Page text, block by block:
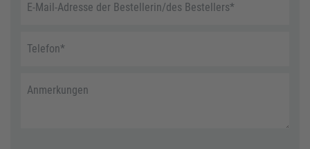
E-Mail-Adresse der Bestellerin/des Bestellers*
Telefon*
Anmerkungen